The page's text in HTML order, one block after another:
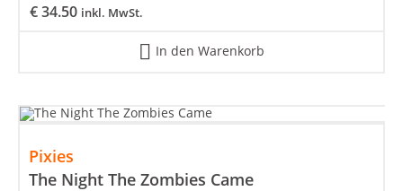
€34.50 inkl. MwSt.
In den Warenkorb
Pixies
The Night The Zombies Came